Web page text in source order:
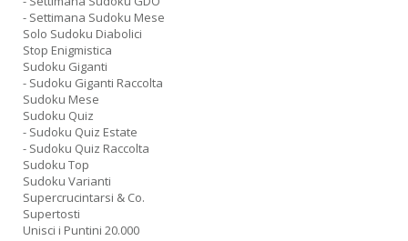
- Settimana Sudoku Mese
Solo Sudoku Diabolici
Stop Enigmistica
Sudoku Giganti
- Sudoku Giganti Raccolta
Sudoku Mese
Sudoku Quiz
- Sudoku Quiz Estate
- Sudoku Quiz Raccolta
Sudoku Top
Sudoku Varianti
Supercrucintarsi & Co.
Supertosti
Unisci i Puntini 20.000